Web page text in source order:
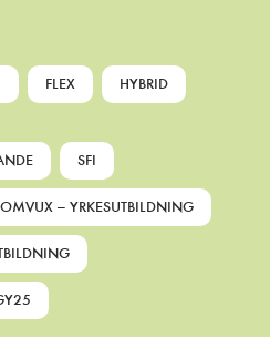
FLEX HYBRID
SFI
– YRKESUTBILDNING